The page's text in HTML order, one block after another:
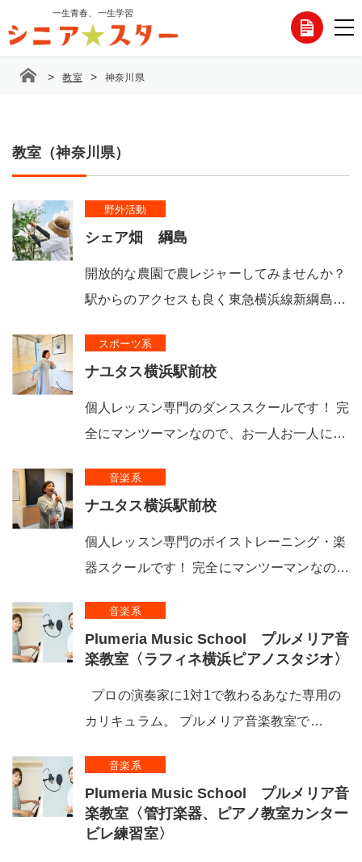
テ
一生青春、一生学習
各
> 教室 > 神奈川県
教室（神奈川県）
野外活動
シェア畑 綱島
開放的な農園で農レジャーしてみませんか？
駅からのアクセスも良く東急横浜線新綱島…
スポーツ系
ナユタス横浜駅前校
個人レッスン専門のダンススクールです！ 完
全にマンツーマンなので、お一人お一人に…
音楽系
ナユタス横浜駅前校
個人レッスン専門のボイストレーニング・楽
器スクールです！ 完全にマンツーマンなの…
音楽系
Plumeria Music School プルメリア音
楽教室〈ラフィネ横浜ピアノスタジオ〉
プロの演奏家に1対1で教わるあなた専用の
カリキュラム。 プルメリア音楽教室で…
音楽系
Plumeria Music School プルメリア音
楽教室〈管打楽器、ピアノ教室カンター
ビレ練習室〉